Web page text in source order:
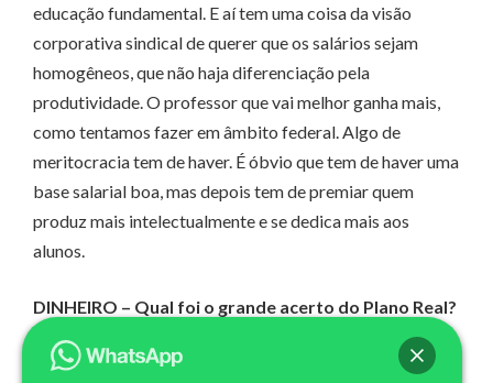
educação fundamental. E aí tem uma coisa da visão
corporativa sindical de querer que os salários sejam
homogêneos, que não haja diferenciação pela
produtividade. O professor que vai melhor ganha mais,
como tentamos fazer em âmbito federal. Algo de
meritocracia tem de haver. É óbvio que tem de haver uma
base salarial boa, mas depois tem de premiar quem
produz mais intelectualmente e se dedica mais aos
alunos.
DINHEIRO – Qual foi o grande acerto do Plano Real?
Foi um plano que explicou ao País o que ia fazer e fez.